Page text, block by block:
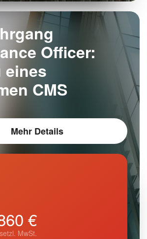
Officer:
eines
CMS
Mehr Details
€
MwSt.